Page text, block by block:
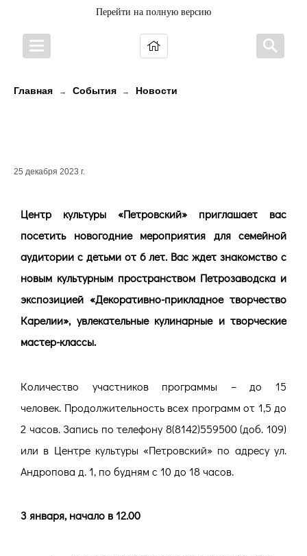
Перейти на полную версию
Главная → События → Новости
25 декабря 2023 г.
Центр культуры «Петровский» приглашает вас
посетить новогодние мероприятия для семейной
аудитории с детьми от 6 лет. Вас ждет знакомство с
новым культурным пространством Петрозаводска и
экспозицией «Декоративно-прикладное творчество
Карелии», увлекательные кулинарные и творческие
мастер-классы.
Количество участников программы – до 15
человек. Продолжительность всех программ от 1,5 до
2 часов. Запись по телефону 8(8142)559500 (доб. 109)
или в Центре культуры «Петровский» по адресу ул.
Андропова д. 1, по будням с 10 до 18 часов.
3 января, начало в 12.00